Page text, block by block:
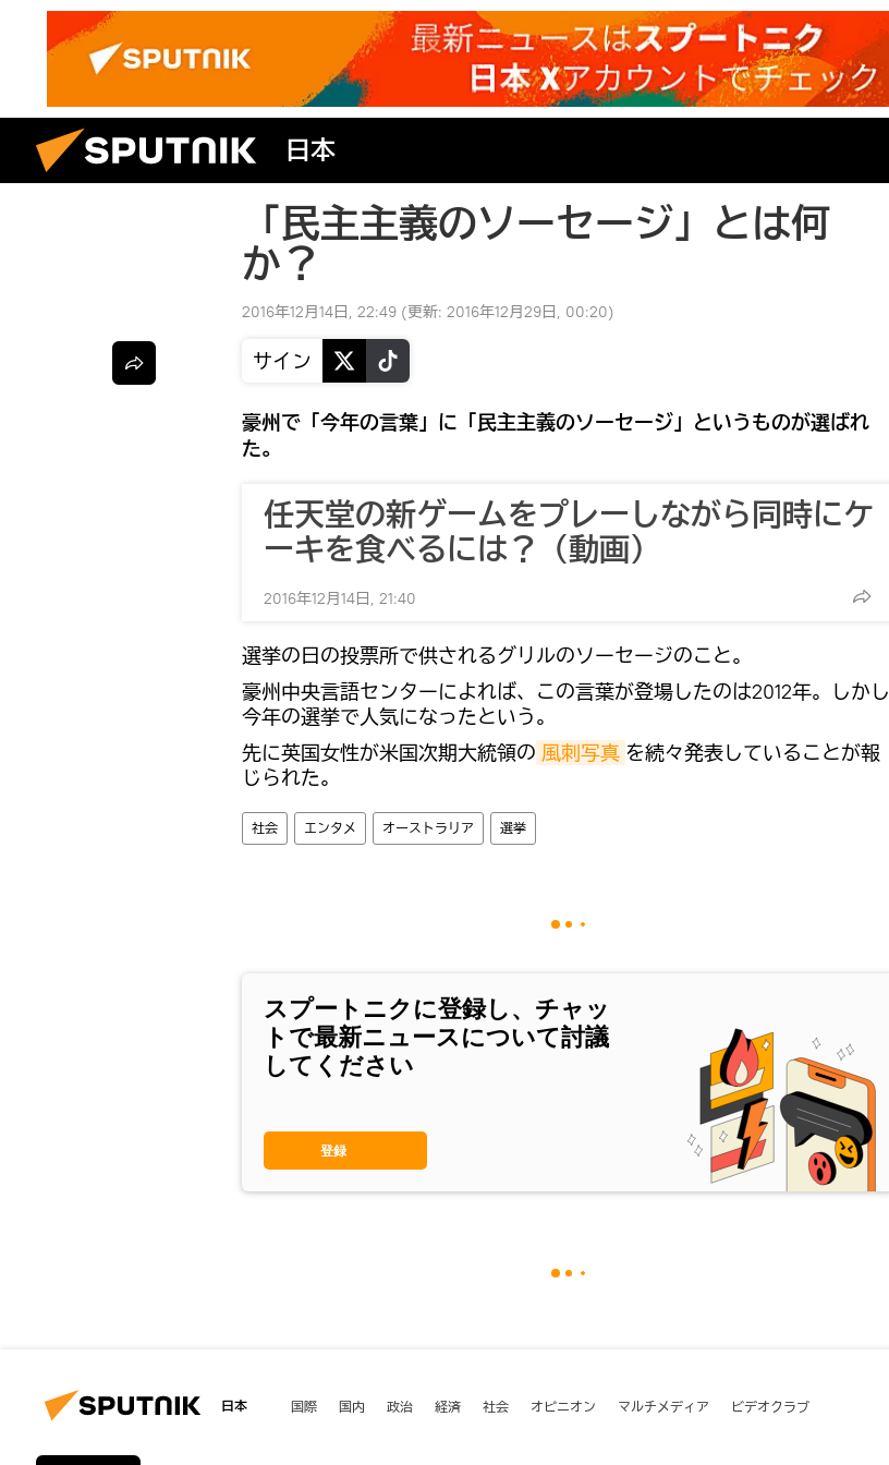
日本
「民主主義のソーセージ」とは何
か？
2016年12月14日, 22:49 (更新: 2016年12月29日, 00:20)
サイン
豪州で「今年の言葉」に「民主主義のソーセージ」というものが選ばれ
た。
任天堂の新ゲームをプレーしながら同時にケ
ーキを食べるには？（動画）
2016年12月14日, 21:40
選挙の日の投票所で供されるグリルのソーセージのこと。
豪州中央言語センターによれば、この言葉が登場したのは2012年。しかし
今年の選挙で人気になったという。
先に英国女性が米国次期大統領の 風刺写真 を続々発表していることが報
じられた。
社会 エンタメ オーストラリア 選挙
スプートニクに登録し、チャッ
トで最新ニュースについて討議
してください
登録
日本 国際 国内 政治 経済 社会 オピニオン マルチメディア ビデオクラブ